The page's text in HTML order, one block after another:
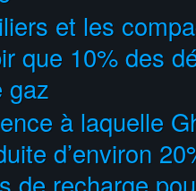
et les
que 10% des
gaz
à laquelle
d’environ